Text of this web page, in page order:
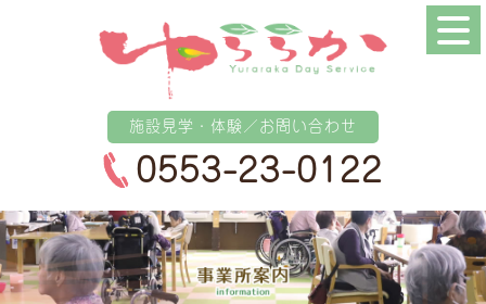
施設見学・体験／お問い合わせ
0553-23-0122